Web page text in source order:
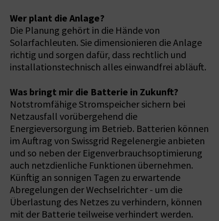
Wer plant die Anlage?
Die Planung gehört in die Hände von
Solarfachleuten. Sie dimensionieren die Anlage
richtig und sorgen dafür, dass rechtlich und
installationstechnisch alles einwandfrei abläuft.
Was bringt mir die Batterie in Zukunft?
Notstromfähige Stromspeicher sichern bei
Netzausfall vorübergehend die
Energieversorgung im Betrieb. Batterien können
im Auftrag von Swissgrid Regelenergie anbieten
und so neben der Eigenverbrauchsoptimierung
auch netzdienliche Funktionen übernehmen.
Künftig an sonnigen Tagen zu erwartende
Abregelungen der Wechselrichter - um die
Überlastung des Netzes zu verhindern, können
mit der Batterie teilweise verhindert werden.